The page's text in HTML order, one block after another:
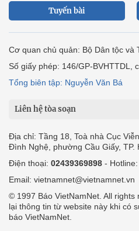
Tuyến bài
Cơ quan chủ quản: Bộ Dân tộc và
Số giấy phép: 146/GP-BVHTTDL,
Tổng biên tập: Nguyễn Văn Bá
Liên hệ tòa soạn
Địa chỉ: Tầng 18, Toà nhà Cục
Đình Nghệ, phường Cầu Giấy, TP.
Điện thoại: 02439369898 - Hotline:
Email: vietnamnet@vietnamnet.vn
© 1997 Báo VietNamNet. All
lại thông tin từ website này khi có
báo VietNamNet.